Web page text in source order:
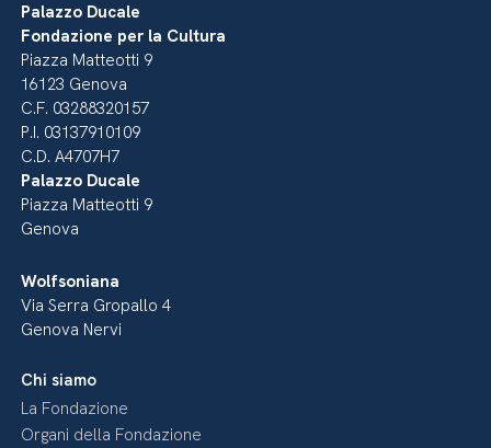
Palazzo Ducale
Fondazione per la Cultura
Piazza Matteotti 9
16123 Genova
C.F. 03288320157
P.I. 03137910109
C.D. A4707H7
Palazzo Ducale
Piazza Matteotti 9
Genova
Wolfsoniana
Via Serra Gropallo 4
Genova Nervi
Chi siamo
La Fondazione
Organi della Fondazione